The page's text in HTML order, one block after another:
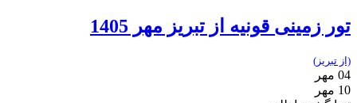
تور زمینی قونیه از تبریز مهر 1405
(از تبریز)
04 مهر
10 مهر